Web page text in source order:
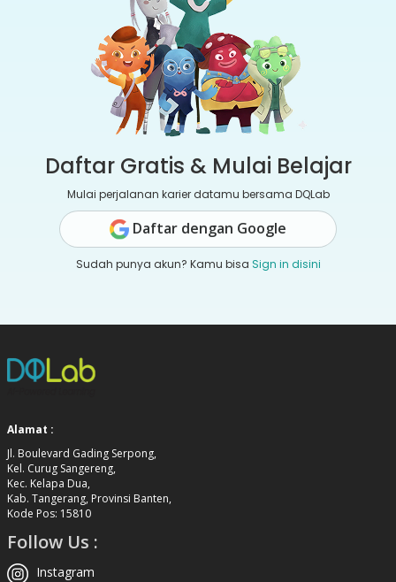
Daftar Gratis & Mulai Belajar
Mulai perjalanan karier datamu bersama DQLab
Daftar dengan Google
Sudah punya akun? Kamu bisa Sign in disini
Alamat :
Jl. Boulevard Gading Serpong,
Kel. Curug Sangereng,
Kec. Kelapa Dua,
Kab. Tangerang, Provinsi Banten,
Kode Pos: 15810
Follow Us :
Instagram